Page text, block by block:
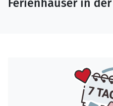
Ferienhäuser in